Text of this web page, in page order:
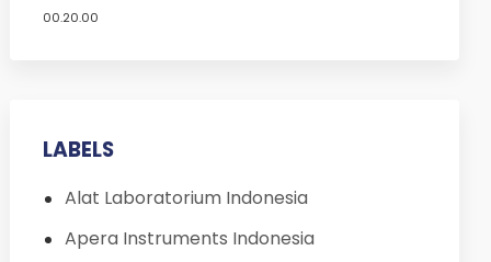
00.20.00
LABELS
Alat Laboratorium Indonesia
Apera Instruments Indonesia